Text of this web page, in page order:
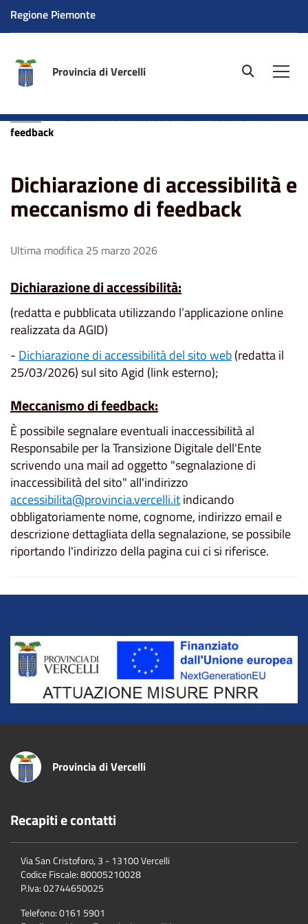
Regione Piemonte
Provincia di Vercelli site.searc
Home
Dichiarazione di accessibilità e meccanismo di
feedback
Dichiarazione di accessibilità e
meccanismo di feedback
Ultima modifica 25 marzo 2026
Dichiarazione di accessibilità:
(redatta e pubblicata utilizzando l’applicazione online
realizzata da AGID)
- Dichiarazione di accessibilità del sito web(redatta il
25/03/2026) sul sito Agid (link esterno);
Meccanismo di feedback:
È possibile segnalare eventuali inaccessibilità al
Responsabile per la Transizione Digitale dell'Ente
scrivendo una mail ad oggetto "segnalazione di
inaccessibilità del sito" all'indirizzo
accessibilita@provincia.vercelli.itindicando
obbligatoriamente nome, cognome, indirizzo email e
descrizione dettagliata della segnalazione, se possibile
riportando l'indirizzo della pagina cui ci si riferisce.
Title
Provincia di Vercelli
Recapiti e contatti
Via San Cristoforo, 3 - 13100 Vercelli
Codice Fiscale:80005210028
P.Iva:02744650025
Telefono:0161 5901